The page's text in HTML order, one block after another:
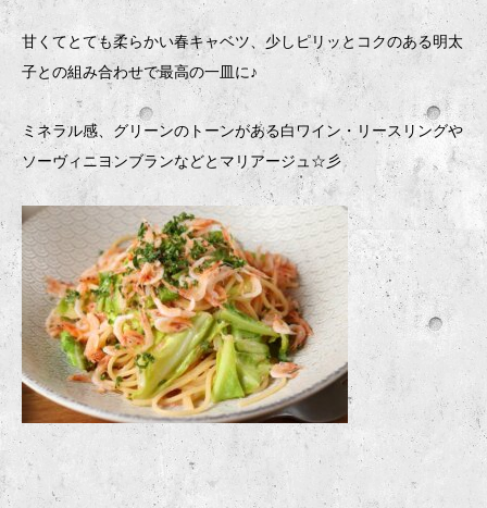
甘くてとても柔らかい春キャベツ、少しピリッとコクのある明太
子との組み合わせで最高の一皿に♪
ミネラル感、グリーンのトーンがある白ワイン・リースリングや
ソーヴィニヨンブランなどとマリアージュ☆彡